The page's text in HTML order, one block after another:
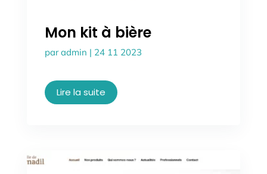
Mon kit à bière
paradmin | 24 11 2023
Lire la suite